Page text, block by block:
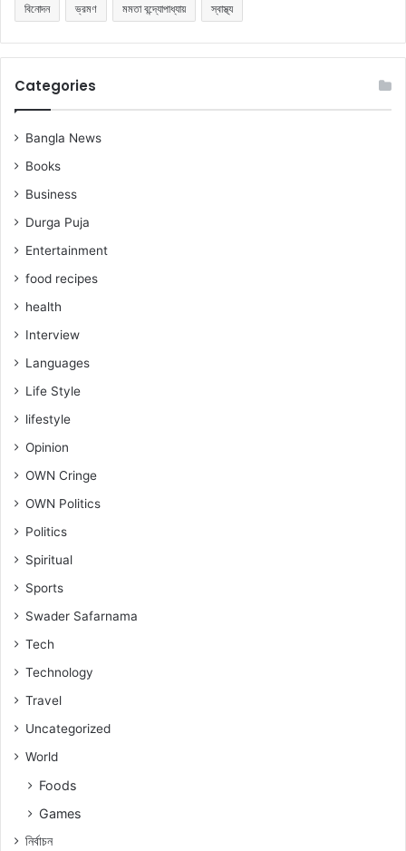
বিনোদন ভ্রমণ মমতা বন্দ্যোপাধ্যায় স্বাস্থ্য
Categories
Bangla News
Books
Business
Durga Puja
Entertainment
food recipes
health
Interview
Languages
Life Style
lifestyle
Opinion
OWN Cringe
OWN Politics
Politics
Spiritual
Sports
Swader Safarnama
Tech
Technology
Travel
Uncategorized
World
Foods
Games
নিৰ্বাচন